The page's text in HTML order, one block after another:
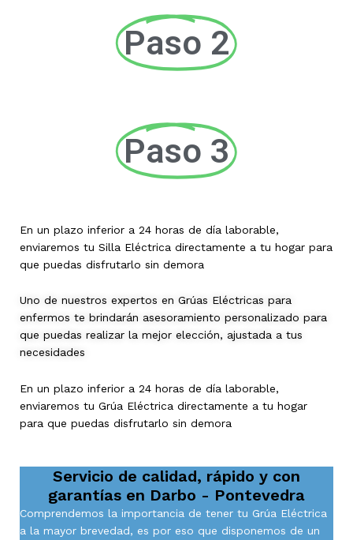
Paso 2
Paso 3
En un plazo inferior a 24 horas de día laborable,
enviaremos tu Silla Eléctrica directamente a tu hogar para
que puedas disfrutarlo sin demora
Uno de nuestros expertos en Grúas Eléctricas para
enfermos te brindarán asesoramiento personalizado para
que puedas realizar la mejor elección, ajustada a tus
necesidades
En un plazo inferior a 24 horas de día laborable,
enviaremos tu Grúa Eléctrica directamente a tu hogar
para que puedas disfrutarlo sin demora
Servicio de calidad, rápido y con
garantías en Darbo - Pontevedra
Comprendemos la importancia de tener tu Grúa Eléctrica
a la mayor brevedad, es por eso que disponemos de un